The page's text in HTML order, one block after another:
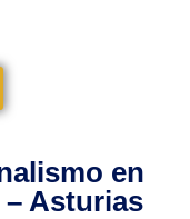
en
Asturias